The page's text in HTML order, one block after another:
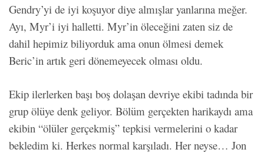
Gendry’yi de iyi koşuyor diye almışlar yanlarına meğer.
Ayı, Myr’i iyi halletti. Myr’in öleceğini zaten siz de
dahil hepimiz biliyorduk ama onun ölmesi demek
Beric’in artık geri dönemeyecek olması oldu.
Ekip ilerlerken başı boş dolaşan devriye ekibi tadında bir
grup ölüye denk geliyor. Bölüm gerçekten harikaydı ama
ekibin “ölüler gerçekmiş” tepkisi vermelerini o kadar
bekledim ki. Herkes normal karşıladı. Her neyse… Jon